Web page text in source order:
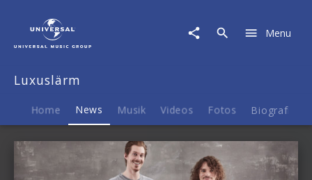
Menu
Luxuslärm
Home News Musik Videos Fotos Biografie